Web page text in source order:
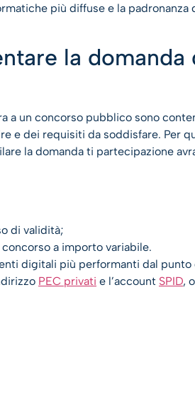
più diffuse e la padronanza
la domanda
a un concorso pubblico sono
e dei requisiti da soddisfare. Per
la domanda ti partecipazione
di validità;
a importo variabile.
digitali più performanti dal punto
PEC privati e l’account SPID,